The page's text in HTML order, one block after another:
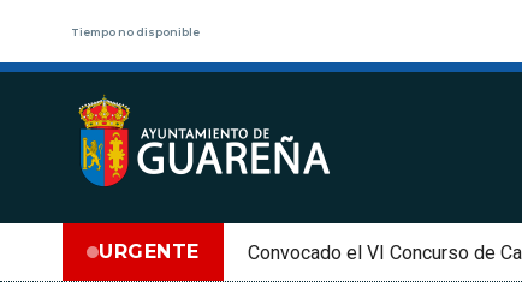
Tiempo no disponible
URGENTE Convocado el VI Concurso de